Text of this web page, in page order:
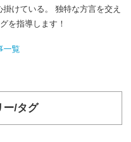
けている。 独特な方言を交え
を指導します！
一覧
ー/タグ